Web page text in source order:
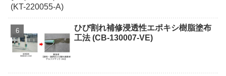
ひび割れ補修浸透性エポキシ樹脂塗布
工法 (CB-130007-VE)